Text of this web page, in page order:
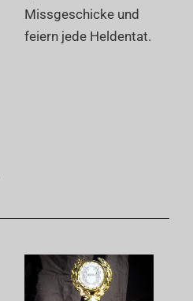
Missgeschicke und
feiern jede Heldentat.